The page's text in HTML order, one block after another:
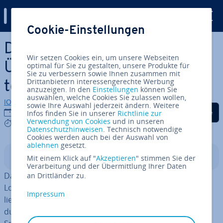
Zum Haupt­in­halt springen
Da­tei­sys­te­me: Erklärung und
Überblick über die wich­tigs­
ten Systeme
IONOS Redaktion
28.01.2021
8 mins
Auf Facebook teilen
Auf Twitter teilen
Auf LinkedIn
In­halts­ver­zeich­nis
Da­tei­sys­te­me gibt es bereits seit Jahr­zehn­ten, schon
Loch­kar­ten und Ma­gnet­bän­der nutzten sie. Al­ler­dings
ließen diese nur einen linearen Zugriff zu, bei dem z. B.
durch Spul­vor­gän­ge eines Ma­gnet­bands der genaue
Cookie-Einstellungen
Wir setzen Cookies ein, um unsere Webseiten
optimal für Sie zu gestalten, unsere Produkte für
Sie zu verbessern sowie Ihnen zusammen mit
Drittanbietern interessengerechte Werbung
anzuzeigen. In den Einstellungen können Sie
auswählen, welche Cookies Sie zulassen wollen,
sowie Ihre Auswahl jederzeit ändern. Weitere
Infos finden Sie in unserer Richtlinie zur
Verwendung von Cookies und in unseren
Datenschutzhinweisen. Technisch notwendige
Cookies werden auch bei der Auswahl von
ablehnen gesetzt.
Mit einem Klick auf "Akzeptieren" stimmen Sie der
Verarbeitung und der Übermittlung Ihrer Daten
an Drittländer zu.
Impressum